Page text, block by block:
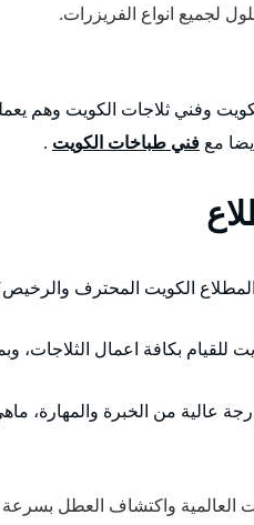
لجميع انواع الفريزرات.
مع فني طباخات الكويت .
الكويت المحترف
للقيام بكافة اعمال الثلاجات،
عالية من الخبرة والمهارة،
العالمية واكتشاف العطل بسرعة